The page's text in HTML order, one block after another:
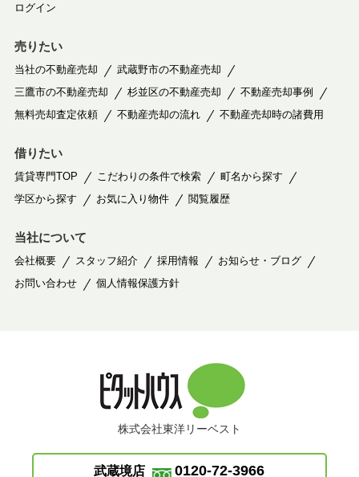
ログイン
売りたい
当社の不動産売却
武蔵野市の不動産売却
三鷹市の不動産売却
杉並区の不動産売却
不動産売却事例
無料売却査定依頼
不動産売却の流れ 不動産売却時の諸費用
借りたい
賃貸専門TOP こだわりの条件で検索
町名から探す
学区から探す
お気に入り物件 閲覧履歴
当社について
会社概要 スタッフ紹介 採用情報
お知らせ・ブログ
お問い合わせ
個人情報保護方針
株式会社東洋リーベスト
武蔵境店 0120-72-3966